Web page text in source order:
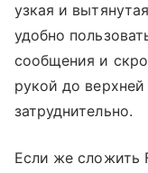
узкая и
удобно
сообщения и
рукой до
затруднительно.
Если же сложить